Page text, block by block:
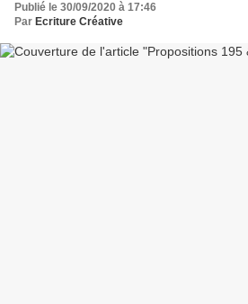
Publié le 30/09/2020 à 17:46
Par Ecriture Créative